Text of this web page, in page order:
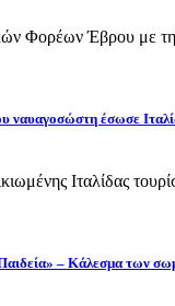
Έβρου με την
έσωσε
Ιταλίδας
– Κάλεσμα των